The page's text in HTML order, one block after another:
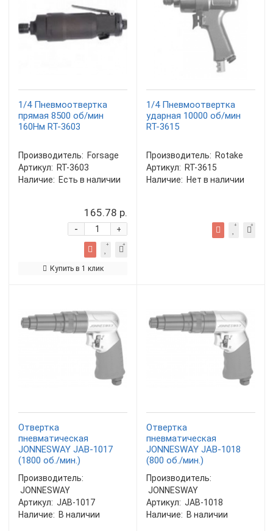
1/4 Пневмоотвертка
прямая 8500 об/мин
160Нм RT-3603
Производитель: Forsage
Артикул: RT-3603
Наличие: Есть в наличии
165.78 р.
+
-
Купить в 1 клик
1/4 Пневмоотвертка
ударная 10000 об/мин
RT-3615
Производитель: Rotake
Артикул: RT-3615
Наличие: Нет в наличии
Отвертка
пневматическая
JONNESWAY JAB-1017
(1800 об./мин.)
Производитель:
JONNESWAY
Артикул: JAB-1017
Наличие: В наличии
Отвертка
пневматическая
JONNESWAY JAB-1018
(800 об./мин.)
Производитель:
JONNESWAY
Артикул: JAB-1018
Наличие: В наличии